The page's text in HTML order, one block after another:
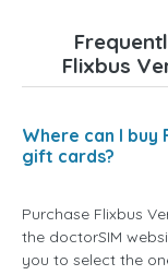
Flixbus
Where can I buy
gift cards?
Purchase Flixbus
the doctorSIM
you to select the